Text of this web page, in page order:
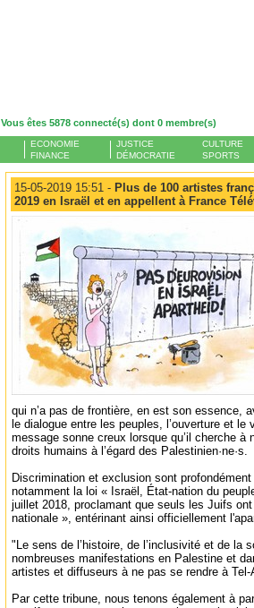
Vous êtes 5878 connecté(s) dont 0 membre(s)
ECONOMIE
FINANCE
JUSTICE
DÉMOCRATIE
CULTURE
SPORTS
15-05-2019 15:51 - Plus de 100 artistes
2019 en Israël et en appellent à France
qui n’a pas de frontière, en est son essence,
le dialogue entre les peuples, l’ouverture et
message sonne creux lorsque qu’il cherche
droits humains à l’égard des Palestinien·ne·s.
Discrimination et exclusion sont
notamment la loi « Israël, État-nation du
juillet 2018, proclamant que seuls les Juifs
nationale », entérinant ainsi officiellement
"Le sens de l’histoire, de l’inclusivité et de la
nombreuses manifestations en Palestine et
artistes et diffuseurs à ne pas se rendre à Tel-
Par cette tribune, nous tenons également à